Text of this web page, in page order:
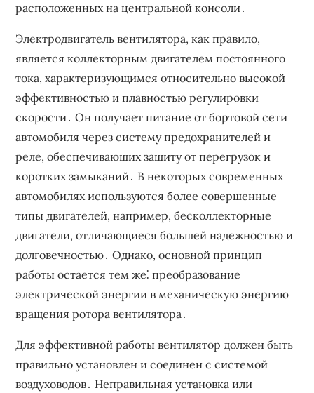
расположенных на центральной консоли․
Электродвигатель вентилятора, как правило,
является коллекторным двигателем постоянного
тока, характеризующимся относительно высокой
эффективностью и плавностью регулировки
скорости․ Он получает питание от бортовой сети
автомобиля через систему предохранителей и
реле, обеспечивающих защиту от перегрузок и
коротких замыканий․ В некоторых современных
автомобилях используются более совершенные
типы двигателей, например, бесколлекторные
двигатели, отличающиеся большей надежностью и
долговечностью․ Однако, основной принцип
работы остается тем же⁚ преобразование
электрической энергии в механическую энергию
вращения ротора вентилятора․
Для эффективной работы вентилятор должен быть
правильно установлен и соединен с системой
воздуховодов․ Неправильная установка или